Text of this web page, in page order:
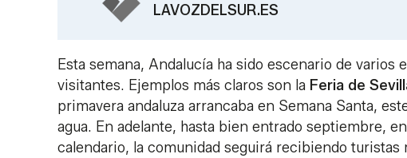
LAVOZDELSUR.ES
Esta semana, Andalucía ha sido escenario de
visitantes. Ejemplos más claros son la Feria de
primavera andaluza arrancaba en Semana Santa,
agua. En adelante, hasta bien entrado septiembre,
calendario, la comunidad seguirá recibiendo turistas